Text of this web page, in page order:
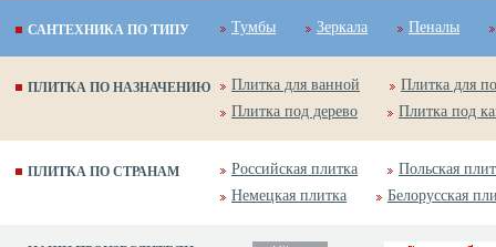
САНТЕХНИКА ПО ТИПУ Тумбы Зеркала Пеналы
ПЛИТКА ПО НАЗНАЧЕНИЮ Плитка для ванной
Плитка для
Плитка под дерево
Плитка под
ПЛИТКА ПО СТРАНАМ Российская плитка
Польская
Немецкая плитка
Белорусская